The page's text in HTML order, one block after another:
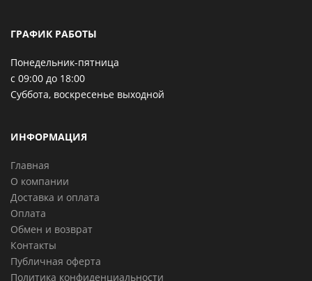
ГРАФИК РАБОТЫ
Понедельник-пятница
с 09:00 до 18:00
Суббота, воскресенье выходной
ИНФОРМАЦИЯ
Главная
О компании
Доставка и оплата
Оплата
Обмен и возврат
Контакты
Публичная оферта
Политика конфиденциальности